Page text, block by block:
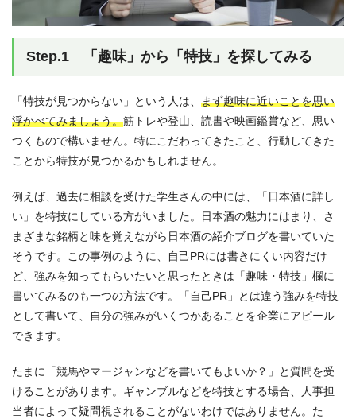
Step.1 「趣味」から「特技」を探してみる
「特技が見つからない」という人は、 まず趣味に近いことを思い
浮かべてみましょう。筋トレや登山、読書や映画鑑賞など、思い
つくもので構いません。特にこだわってきたこと、行動してきた
ことから特技が見つかるかもしれません。
例えば、過去に相談を受けた学生さんの中には、「日本酒に詳し
い」を特技にしている方がいました。日本酒の魅力にはまり、さ
まざまな銘柄と味を覚えながら日本酒の紹介ブログを書いていた
そうです。この事例のように、自己PRには書きにくい内容だけ
ど、強みを知ってもらいたいと思ったときは「趣味・特技」欄に
書いてみるのも一つの方法です。「自己PR」とは違う強みを特技
として書いて、自分の強みがいくつかあることを企業にアピール
できます。
たまに「競馬やマージャンなどを書いてもよいか？」と質問を受
けることがあります。ギャンブルなどを特技とする場合、人事担
当者によって疑問視されることがないわけではありません。た